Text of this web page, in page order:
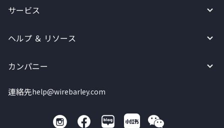
サービス
ヘルプ ＆ リソース
カンパニー
連絡先help@wirebarley.com